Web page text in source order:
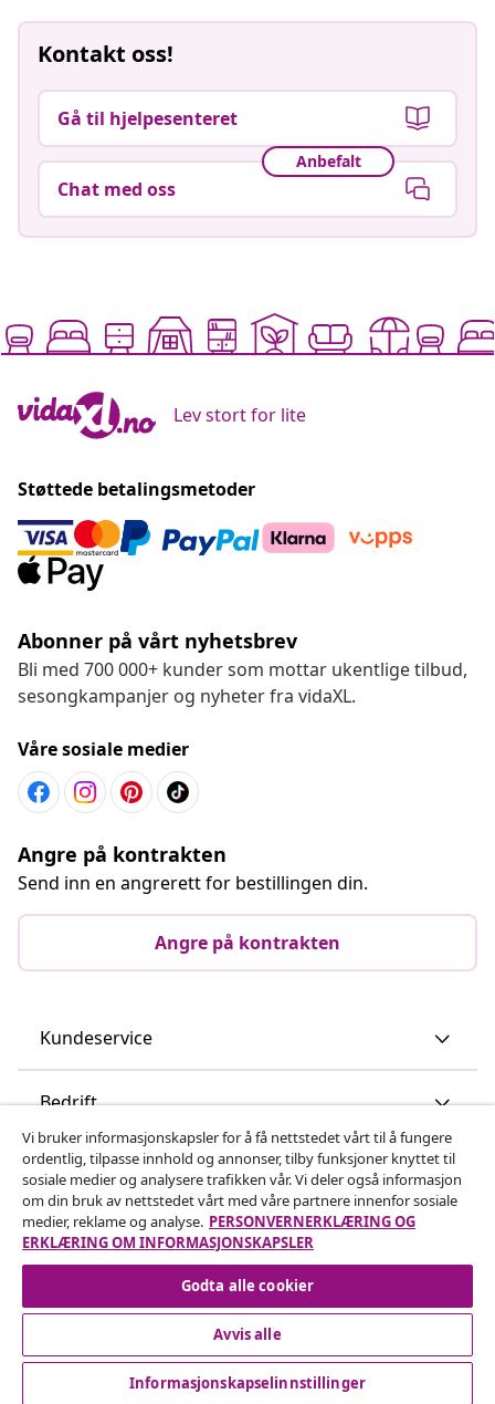
Kontakt oss!
Gå til hjelpesenteret
Anbefalt
Chat med oss
Lev stort for lite
Støttede betalingsmetoder
Abonner på vårt nyhetsbrev
Bli med 700 000+ kunder som mottar ukentlige tilbud,
sesongkampanjer og nyheter fra vidaXL.
Våre sosiale medier
Angre på kontrakten
Send inn en angrerett for bestillingen din.
Angre på kontrakten
Kundeservice
Bedrift
vidaXL
Oppdag mer
Vi bruker informasjonskapsler for å få nettstedet vårt til å fungere
ordentlig, tilpasse innhold og annonser, tilby funksjoner knyttet til
sosiale medier og analysere trafikken vår. Vi deler også informasjon
om din bruk av nettstedet vårt med våre partnere innenfor sosiale
medier, reklame og analyse. PERSONVERNERKLÆRING OG
ERKLÆRING OM INFORMASJONSKAPSLER
Godta alle cookier
Avvis alle
Informasjonskapselinnstillinger